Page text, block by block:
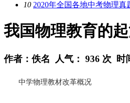
10 2020年全国各地中考物理
我国物理教育的
作者：佚名 人气： 936 次 时
中学物理教材改革概况